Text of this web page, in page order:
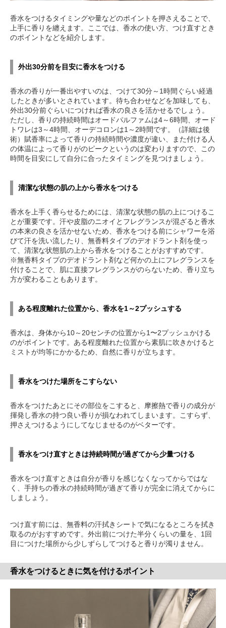
香水をつけるタイミングや量などのポイントを押さえることで、
上手に香りを纏えます。ここでは、香水の使い方、つけ直すとき
のポイントなどを紹介します。
外出30分前を目安に香水をつける
香水の香りが一番出やすいのは、つけて30分～1時間ぐらい経過
したときが多いとされています。待ち合わせなどを加味しても、
外出30分前ぐらいにつければ香水の良さを活かせるでしょう。
ただし、香りの持続時間はオードパルファムは4～6時間、オード
トワレは3～4時間、オーデコロンは1～2時間です。（詳細は後
術）賦香率によって香りの持続時間や濃度が違い、また付ける人
の体温によって香りがのピークというのは変わりますので、この
時間を目安にして自分に合ったタイミングを見つけましょう。
清潔な状態の肌の上から香水をつける
香水を上手く香らせるためには、清潔な状態の肌の上につけるこ
とが重要です。汗や皮脂のニオイとフレグランスが混ざると香水
の本来の良さを活かせないため、香水をつける前にシャワーを浴
びて汗を洗い流したり、無香料タイプのデオドラント剤を使っ
て、清潔な状態肌の上から香水をつけることがおすすめです。
※無香料タイプのデオドラント剤など何かの上にフレグランスを
付けることで、肌に直接フレグランスがのらないため、香り立ち
方が変わることもあります。
ある程度離れた位置から、香水を1～2プッシュする
香水は、身体から10～20センチの位置から1〜2プッシュかける
のがポイントです。ある程度離れた位置から素肌に吹きかけると
ミストが均等にかかるため、自然に香りが立ちます。
香水をつけた場所をこすらない
香水をつけたあとにその部位をこすると、摩擦熱で香りの成分が
揮発し香水の持つ良い香りが損なわれてしまいます。こすらず、
押さえつけるようにしてなじませるのがベターです。
香水をつけ直すときは持続時間が過ぎてから少量つける
香水をつけ直すときは自分が香りを感じなくなってからではな
く、手持ちの香水の持続時間が過ぎて香りが完全に消えてからに
しましょう。
つけ直す前には、無香料の汗拭きシートで気になるところを拭き
取るのがおすすめです。外出前につけた半分くらいの量を、1回
目につけた場所から少しずらしてつけると香りが濁りません。
香水をつけるときに気を付けるポイント